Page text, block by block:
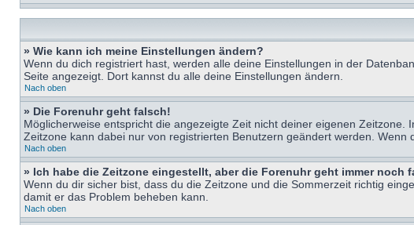
» Wie kann ich meine Einstellungen ändern?
Wenn du dich registriert hast, werden alle deine Einstellungen in der
Seite angezeigt. Dort kannst du alle deine Einstellungen ändern.
Nach oben
» Die Forenuhr geht falsch!
Möglicherweise entspricht die angezeigte Zeit nicht deiner eigenen
Zeitzone kann dabei nur von registrierten Benutzern geändert werden.
Nach oben
» Ich habe die Zeitzone eingestellt, aber die Forenuhr geht immer noch
Wenn du dir sicher bist, dass du die Zeitzone und die Sommerzeit richtig
damit er das Problem beheben kann.
Nach oben